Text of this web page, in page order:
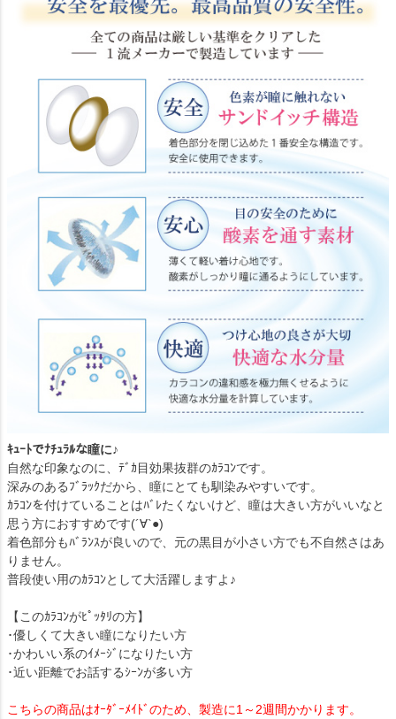
ｷｭｰﾄでﾅﾁｭﾗﾙな瞳に♪
自然な印象なのに、ﾃﾞｶ目効果抜群のｶﾗｺﾝです。
深みのあるﾌﾞﾗｯｸだから、瞳にとても馴染みやすいです。
ｶﾗｺﾝを付けていることはﾊﾞﾚたくないけど、瞳は大きい方がいいなと
思う方におすすめです(´∀`●)
着色部分もﾊﾞﾗﾝｽが良いので、元の黒目が小さい方でも不自然さはあ
りません。
普段使い用のｶﾗｺﾝとして大活躍しますよ♪
【このｶﾗｺﾝがﾋﾟｯﾀﾘの方】
･優しくて大きい瞳になりたい方
･かわいい系のｲﾒｰｼﾞになりたい方
･近い距離でお話するｼｰﾝが多い方
こちらの商品はｵｰﾀﾞｰﾒｲﾄﾞのため、製造に1～2週間かかります。